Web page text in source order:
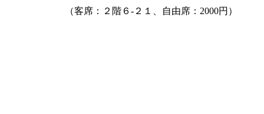
（客席：２階６-２１、自由席：2000円）